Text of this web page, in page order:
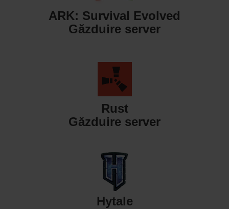
ARK: Survival Evolved
Găzduire server
Rust
Găzduire server
Hytale